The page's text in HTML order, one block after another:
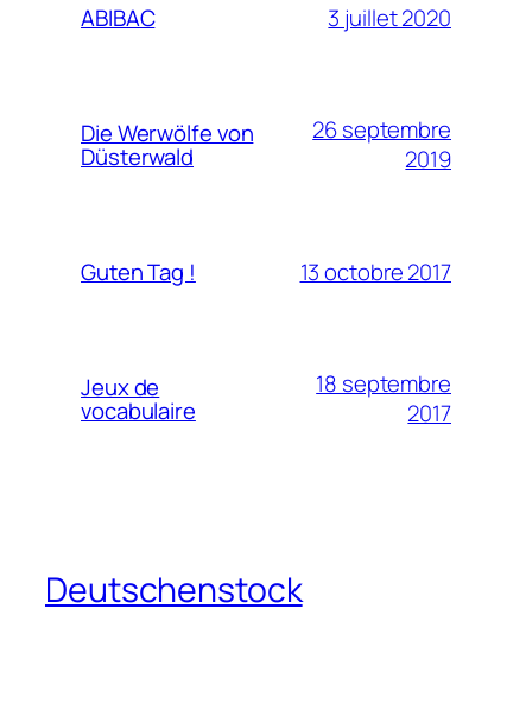
ABIBAC 3 juillet 2020
Die Werwölfe von
Düsterwald
26 septembre
2019
Guten Tag ! 13 octobre 2017
Jeux de
vocabulaire
18 septembre
2017
Deutschenstock